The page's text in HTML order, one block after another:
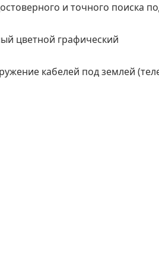
и точного поиска
цветной графический
кабелей под землей